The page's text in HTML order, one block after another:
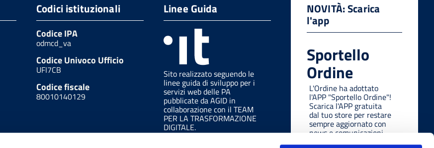
Codici istituzionali
Codice IPA
odmcd_va
Codice Univoco Ufficio
UFI7CB
Codice fiscale
80010140129
Linee Guida
Sito realizzato seguendo le
linee guida di sviluppo per i
servizi web delle PA
pubblicate da AGID in
collaborazione con il TEAM
PER LA TRASFORMAZIONE
DIGITALE.
NOVITÀ: Scarica
l'app
Sportello
Ordine
L'Ordine ha adottato
l'APP "Sportello Ordine"!
Scarica l'APP gratuita
dal tuo store per restare
sempre aggiornato con
news e comunicazioni
ovunque tu sia, in modo